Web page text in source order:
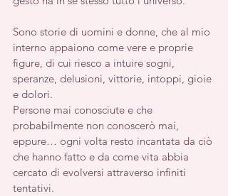
Sono storie di uomini e donne, che al mio
interno appaiono come vere e proprie
figure, di cui riesco a intuire sogni,
speranze, delusioni, vittorie, intoppi, gioie
e dolori.
Persone mai conosciute e che
probabilmente non conoscerò mai,
eppure… ogni volta resto incantata da ciò
che hanno fatto e da come vita abbia
cercato di evolversi attraverso infiniti
tentativi.